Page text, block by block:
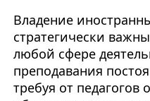
Владение
стратегически
любой сфере
преподавания
требуя от педагогов